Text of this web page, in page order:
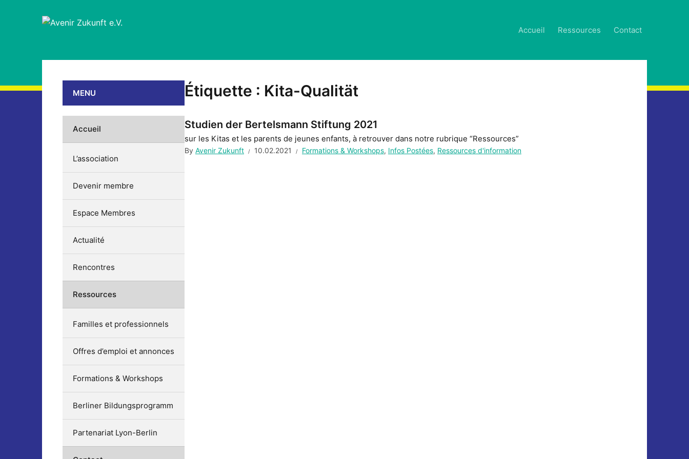
Accueil Ressources Contact
Étiquette : Kita-Qualität
Studien der Bertelsmann Stiftung 2021
sur les Kitas et les parents de jeunes enfants, à retrouver dans notre rubrique “Ressources”
By Avenir Zukunft 10.02.2021 Formations & Workshops, Infos Postées, Ressources d'information
MENU
Accueil
L’association
Devenir membre
Espace Membres
Actualité
Rencontres
Ressources
Familles et professionnels
Offres d’emploi et annonces
Formations & Workshops
Berliner Bildungsprogramm
Partenariat Lyon-Berlin